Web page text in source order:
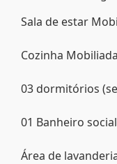
Sala de estar
Cozinha
03 dormitórios
01 Banheiro
Área de